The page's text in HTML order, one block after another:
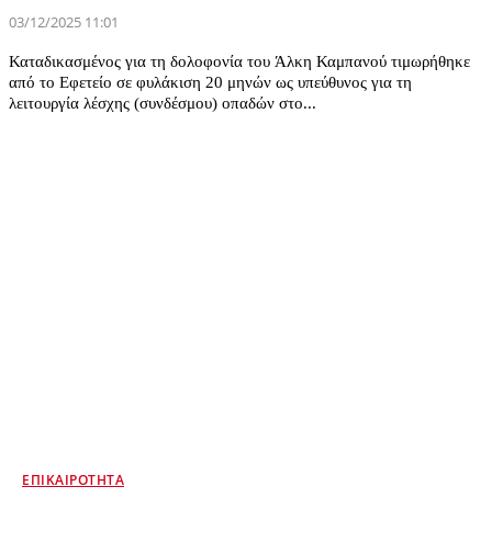
03/12/2025 11:01
Καταδικασμένος για τη δολοφονία του Άλκη Καμπανού τιμωρήθηκε
από το Εφετείο σε φυλάκιση 20 μηνών ως υπεύθυνος για τη
λειτουργία λέσχης (συνδέσμου) οπαδών στο...
ΕΠΙΚΑΙΡΌΤΗΤΑ